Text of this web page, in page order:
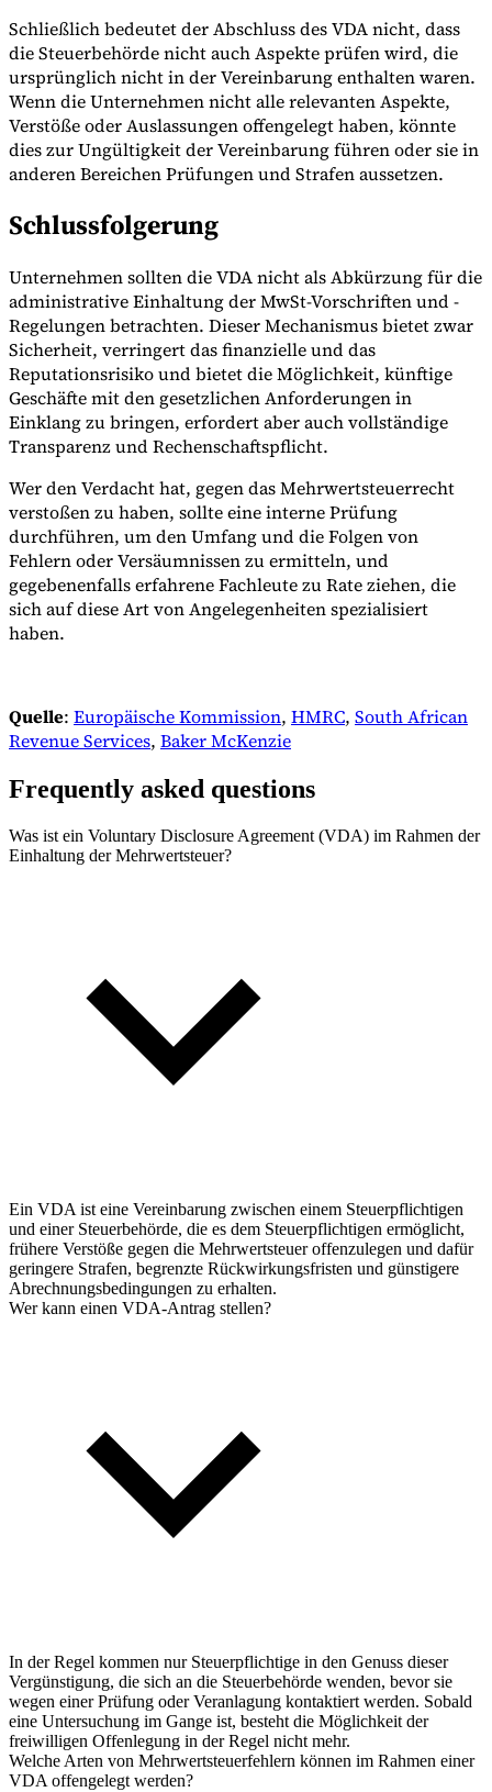
Schließlich bedeutet der Abschluss des VDA nicht, dass
die Steuerbehörde nicht auch Aspekte prüfen wird, die
ursprünglich nicht in der Vereinbarung enthalten waren.
Wenn die Unternehmen nicht alle relevanten Aspekte,
Verstöße oder Auslassungen offengelegt haben, könnte
dies zur Ungültigkeit der Vereinbarung führen oder sie in
anderen Bereichen Prüfungen und Strafen aussetzen.
Schlussfolgerung
Unternehmen sollten die VDA nicht als Abkürzung für die
administrative Einhaltung der MwSt-Vorschriften und -
Regelungen betrachten. Dieser Mechanismus bietet zwar
Sicherheit, verringert das finanzielle und das
Reputationsrisiko und bietet die Möglichkeit, künftige
Geschäfte mit den gesetzlichen Anforderungen in
Einklang zu bringen, erfordert aber auch vollständige
Transparenz und Rechenschaftspflicht.
Wer den Verdacht hat, gegen das Mehrwertsteuerrecht
verstoßen zu haben, sollte eine interne Prüfung
durchführen, um den Umfang und die Folgen von
Fehlern oder Versäumnissen zu ermitteln, und
gegebenenfalls erfahrene Fachleute zu Rate ziehen, die
sich auf diese Art von Angelegenheiten spezialisiert
haben.
Quelle: Europäische Kommission, HMRC, South African
Revenue Services, Baker McKenzie
Frequently asked questions
Was ist ein Voluntary Disclosure Agreement (VDA) im Rahmen der
Einhaltung der Mehrwertsteuer?
Ein VDA ist eine Vereinbarung zwischen einem Steuerpflichtigen
und einer Steuerbehörde, die es dem Steuerpflichtigen ermöglicht,
frühere Verstöße gegen die Mehrwertsteuer offenzulegen und dafür
geringere Strafen, begrenzte Rückwirkungsfristen und günstigere
Abrechnungsbedingungen zu erhalten.
Wer kann einen VDA-Antrag stellen?
In der Regel kommen nur Steuerpflichtige in den Genuss dieser
Vergünstigung, die sich an die Steuerbehörde wenden, bevor sie
wegen einer Prüfung oder Veranlagung kontaktiert werden. Sobald
eine Untersuchung im Gange ist, besteht die Möglichkeit der
freiwilligen Offenlegung in der Regel nicht mehr.
Welche Arten von Mehrwertsteuerfehlern können im Rahmen einer
VDA offengelegt werden?